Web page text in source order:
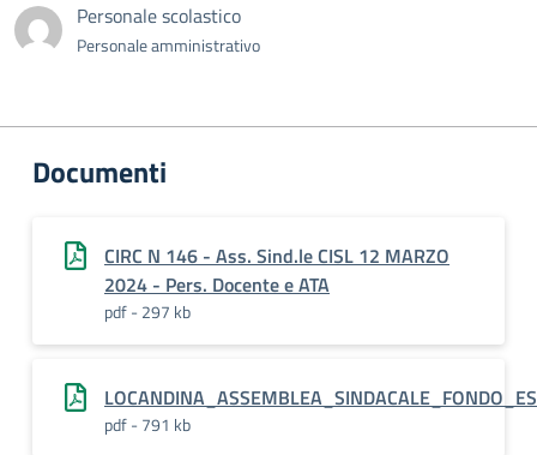
Personale scolastico
Personale amministrativo
Documenti
CIRC N 146 - Ass. Sind.le CISL 12 MARZO
2024 - Pers. Docente e ATA
pdf - 297 kb
pdf - 791 kb